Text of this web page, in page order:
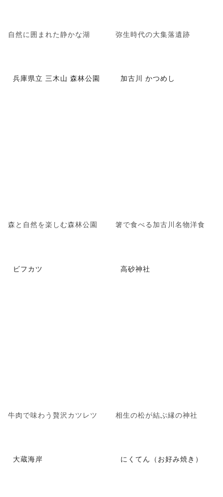
自然に囲まれた静かな湖 弥生時代の大集落遺跡
兵庫県立 三木山 森林公園
森と自然を楽しむ森林公園
加古川 かつめし
箸で食べる加古川名物洋食
ビフカツ
牛肉で味わう贅沢カツレツ
高砂神社
相生の松が結ぶ縁の神社
大蔵海岸 にくてん（お好み焼き）